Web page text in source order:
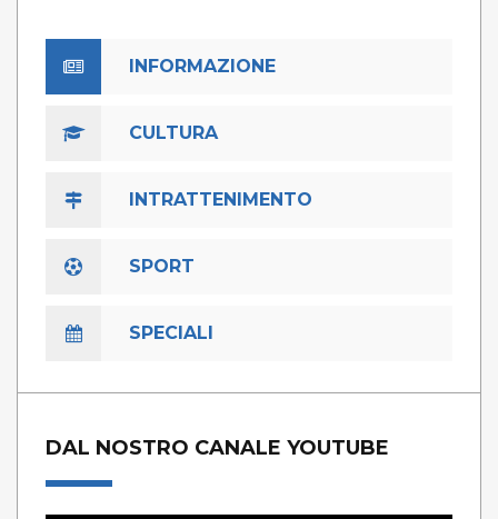
INFORMAZIONE
CULTURA
INTRATTENIMENTO
SPORT
SPECIALI
DAL NOSTRO CANALE YOUTUBE